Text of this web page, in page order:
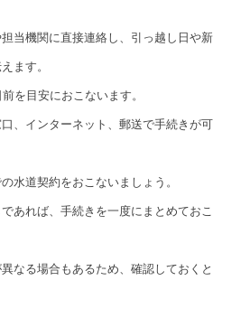
当機関に直接連絡し、引っ越し日や新
ます。
を目安におこないます。
、インターネット、郵送で手続きが可
水道契約をおこないましょう。
あれば、手続きを一度にまとめておこ
なる場合もあるため、確認しておくと